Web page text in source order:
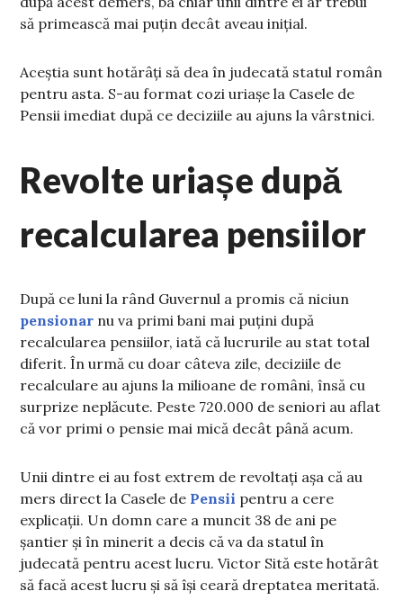
să primească mai puțin decât aveau inițial.
Aceștia sunt hotărâți să dea în judecată statul român
pentru asta. S-au format cozi uriașe la Casele de
Pensii imediat după ce deciziile au ajuns la vârstnici.
Revolte uriașe după
recalcularea pensiilor
După ce luni la rând Guvernul a promis că niciun
pensionar nu va primi bani mai puțini după
recalcularea pensiilor, iată că lucrurile au stat total
diferit. În urmă cu doar câteva zile, deciziile de
recalculare au ajuns la milioane de români, însă cu
surprize neplăcute. Peste 720.000 de seniori au aflat
că vor primi o pensie mai mică decât până acum.
Unii dintre ei au fost extrem de revoltați așa că au
mers direct la Casele de Pensii pentru a cere
explicații. Un domn care a muncit 38 de ani pe
șantier și în minerit a decis că va da statul în
judecată pentru acest lucru. Victor Sită este hotărât
să facă acest lucru și să își ceară dreptatea meritată.